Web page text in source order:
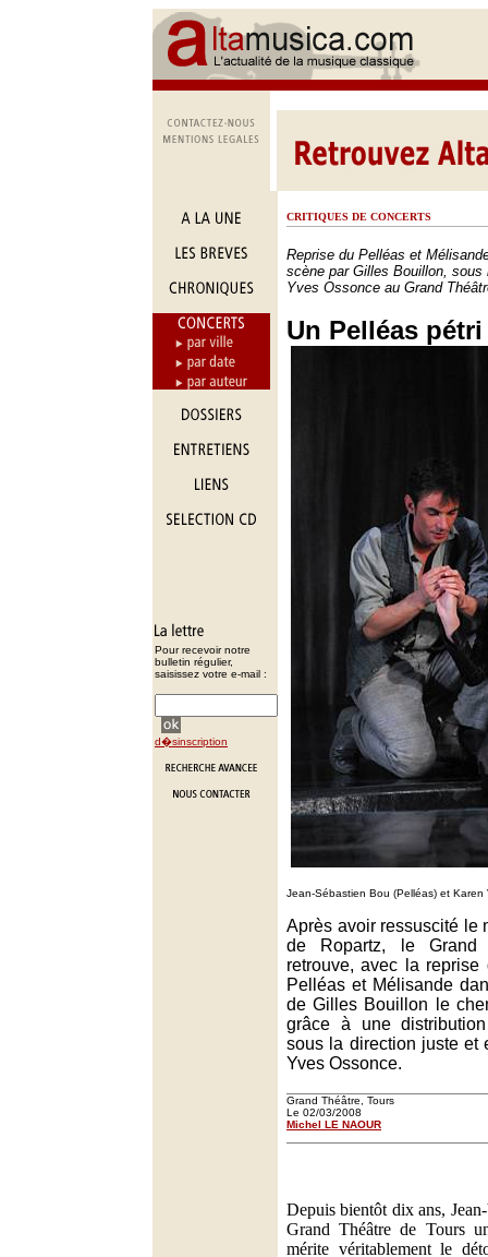
Pour recevoir notre
bulletin régulier,
saisissez votre e-mail :
d�sinscription
CRITIQUES DE CONCERTS
Reprise du Pelléas et
scène par Gilles Bouillon, sous
Yves Ossonce au Grand
Un Pelléas
Jean-Sébastien Bou (Pelléas) et Karen
Après avoir ressuscité le
de Ropartz, le Grand
retrouve, avec la
Pelléas et Mélisande
de Gilles Bouillon le
grâce à une
sous la direction juste et
Yves Ossonce.
Grand Théâtre, Tours
Le 02/03/2008
Michel LE NAOUR
Depuis bientôt dix ans,
Grand Théâtre de Tours
mérite véritablement le